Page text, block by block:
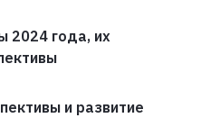
2024 года, их
и развитие